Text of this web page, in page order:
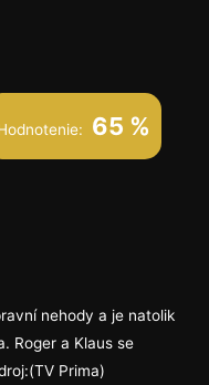
65 %
nehody a je natolik
Roger a Klaus se
Prima)